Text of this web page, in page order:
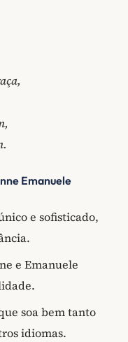
Emanuele
e sofisticado,
e Emanuele
soa bem tanto
idiomas.